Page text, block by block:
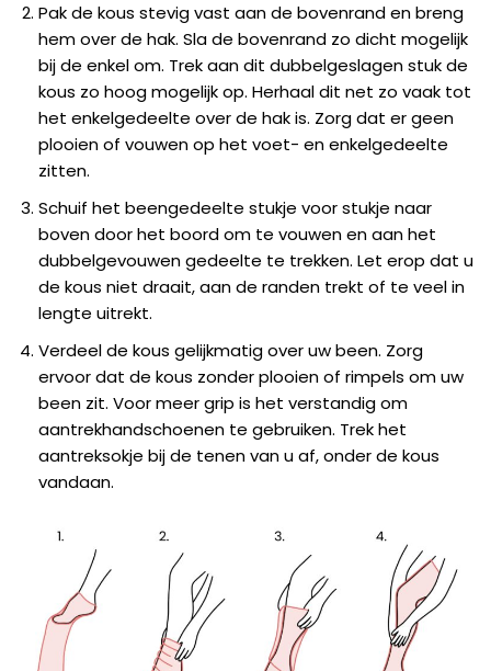
Pak de kous stevig vast aan de bovenrand en breng
hem over de hak. Sla de bovenrand zo dicht mogelijk
bij de enkel om. Trek aan dit dubbelgeslagen stuk de
kous zo hoog mogelijk op. Herhaal dit net zo vaak tot
het enkelgedeelte over de hak is. Zorg dat er geen
plooien of vouwen op het voet- en enkelgedeelte
zitten.
Schuif het beengedeelte stukje voor stukje naar
boven door het boord om te vouwen en aan het
dubbelgevouwen gedeelte te trekken. Let erop dat u
de kous niet draait, aan de randen trekt of te veel in
lengte uitrekt.
Verdeel de kous gelijkmatig over uw been. Zorg
ervoor dat de kous zonder plooien of rimpels om uw
been zit. Voor meer grip is het verstandig om
aantrekhandschoenen te gebruiken. Trek het
aantreksokje bij de tenen van u af, onder de kous
vandaan.